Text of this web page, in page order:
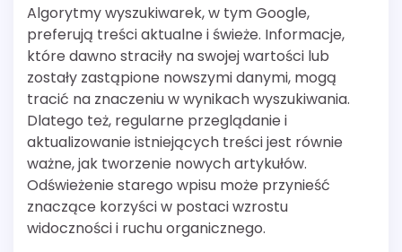
Algorytmy wyszukiwarek, w tym Google,
preferują treści aktualne i świeże. Informacje,
które dawno straciły na swojej wartości lub
zostały zastąpione nowszymi danymi, mogą
tracić na znaczeniu w wynikach wyszukiwania.
Dlatego też, regularne przeglądanie i
aktualizowanie istniejących treści jest równie
ważne, jak tworzenie nowych artykułów.
Odświeżenie starego wpisu może przynieść
znaczące korzyści w postaci wzrostu
widoczności i ruchu organicznego.